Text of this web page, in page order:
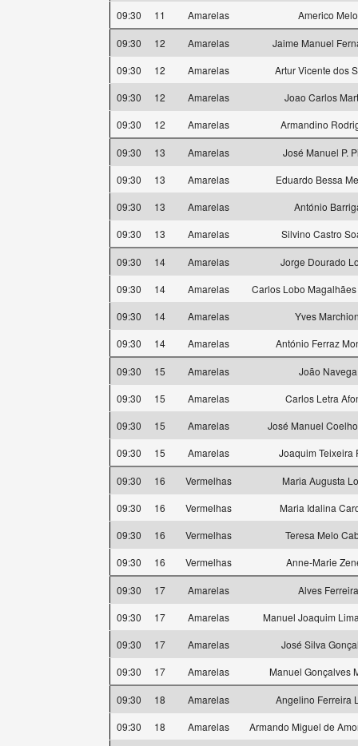
09:30
11 Amarelas Americo Melo
09:30 12 Amarelas
Jaime Manuel
09:30
12 Amarelas
Artur Vicente dos
09:30
12 Amarelas
Joao Carlos
09:30
12 Amarelas Armandino
09:30 13 Amarelas
José Manuel P.
09:30
13 Amarelas
Eduardo Bessa
09:30
13 Amarelas
António
09:30
13 Amarelas Silvino Castro
09:30 14 Amarelas
Jorge Dourado
09:30
14 Amarelas
Carlos Lobo
09:30
14 Amarelas
Yves
09:30
14 Amarelas António Ferraz
09:30 15 Amarelas
João Navega
09:30
15 Amarelas
Carlos Letra
09:30
15 Amarelas
José Manuel
09:30
15 Amarelas Joaquim Teixeira
09:30 16 Vermelhas
Maria Augusta
09:30
16 Vermelhas
Maria Idalina
09:30
16 Vermelhas
Teresa Melo
09:30
16 Vermelhas Anne-Marie
09:30 17 Amarelas
Alves Ferreira
09:30
17 Amarelas
Manuel Joaquim
09:30
17 Amarelas
José Silva
09:30
17 Amarelas Manuel Gonçalves
09:30 18 Amarelas
Angelino Ferreira
09:30
18 Amarelas Armando Miguel de